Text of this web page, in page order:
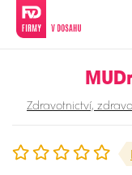
Zdravotnictví,